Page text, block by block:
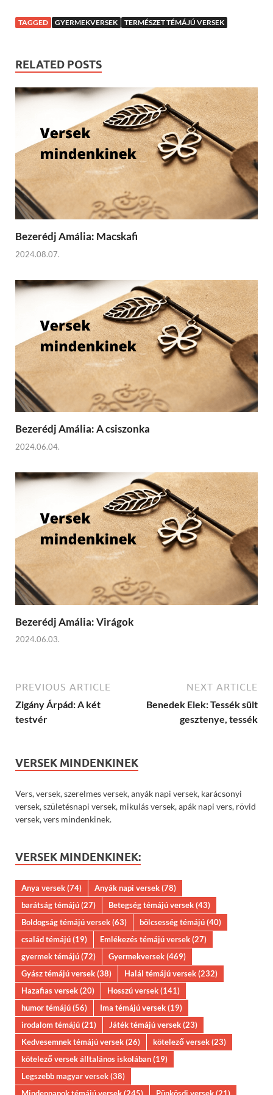
TAGGED GYERMEKVERSEK TERMÉSZET TÉMÁJÚ VERSEK
RELATED POSTS
Bezerédj Amália: Macskafi
2024.08.07.
Bezerédj Amália: A csiszonka
2024.06.04.
Bezerédj Amália: Virágok
2024.06.03.
PREVIOUS ARTICLE
Zigány Árpád: A két
testvér
NEXT ARTICLE
Benedek Elek: Tessék sült
gesztenye, tessék
VERSEK MINDENKINEK
Vers, versek, szerelmes versek, anyák napi versek, karácsonyi
versek, születésnapi versek, mikulás versek, apák napi vers, rövid
versek, vers mindenkinek.
VERSEK MINDENKINEK:
Anya versek(74) Anyák napi versek(78)
barátság témájú(27) Betegség témájú versek(43)
Boldogság témájú versek(63) bölcsesség témájú(40)
család témájú(19) Emlékezés témájú versek(27)
gyermek témájú(72) Gyermekversek(469)
Gyász témájú versek(38) Halál témájú versek(232)
Hazafias versek(20) Hosszú versek(141)
humor témájú(56) Ima témájú versek(19)
irodalom témájú(21) Játék témájú versek(23)
Kedvesemnek témájú versek(26) kötelező versek(23)
kötelező versek álltalános iskolában(19)
Legszebb magyar versek(38)